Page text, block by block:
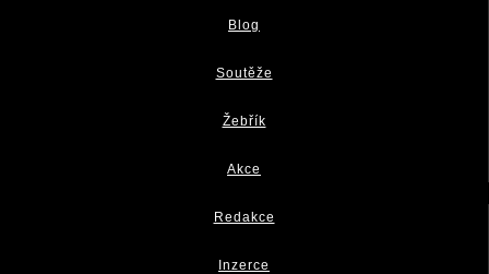
Blog
Soutěže
Žebřík
Akce
Redakce
Inzerce